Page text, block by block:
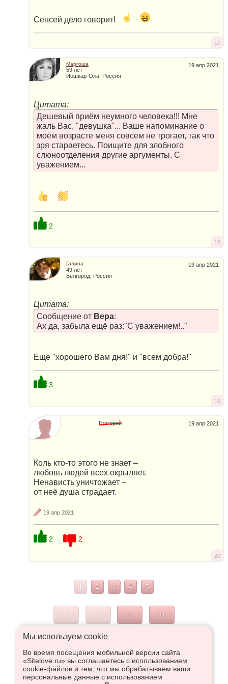
Сенсей дело говорит!
17
19 апр 2021
Маргоша
59 лет
Йошкар-Ола, Россия
Цитата:
Дешевый приём неумного человека!!! Мне
жаль Вас, "девушка"... Ваше напоминание о
моём возрасте меня совсем не трогает, так что
зря стараетесь. Поищите для злобного
слюноотделения другие аргументы. С
уважением...
2
18
19 апр 2021
Галина
49 лет
Белгород, Россия
Цитата:
Сообщение от Вера:
Ах да, забыла ещё раз:"С уважением!.."
Еще "хорошего Вам дня!" и "всем добра!"
3
19
19 апр 2021
Григорий
Коль кто-то этого не знает –
любовь людей всех окрыляет.
Ненависть уничтожает –
от неё душа страдает.
19 апр 2021
2 2
20
1 2 3 4 5
|< < > >|
Что высказаться в Рупор, необходимо войти или
зарегистрироваться:
Мы используем сookie
Во время посещения мобильной версии сайта
«Sitelove.ru» вы соглашаетесь с использованием
cookie-файлов и тем, что мы обрабатываем ваши
персональные данные с использованием